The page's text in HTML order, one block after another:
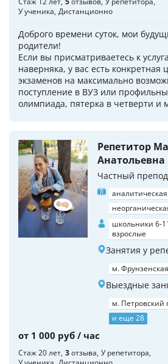
У ученика Дистанционно
Доброго времени суток, мои
родители!
Если вы присматриваетесь к
наверняка, у вас есть конкретная
экзаменов на максимально
поступление в ВУЗ или
олимпиада, пятерка в четверти и
Репетитор
Анатольевна
Частный
школьники 6-
взрослые
Занятия у
м. Фрунзенская
Выездные
м. Петровский
и еще 28
от 1 000 руб / час
Стаж 20 лет 3отзыва У репетитора